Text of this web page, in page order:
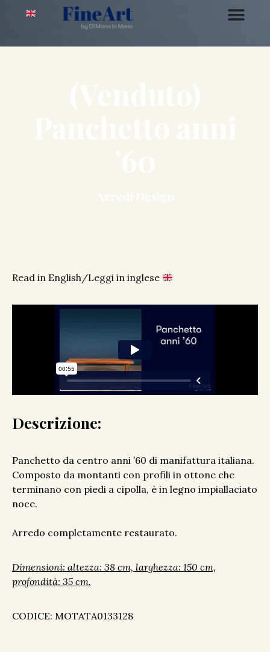
Read in English/Leggi in inglese
Descrizione:
Panchetto da centro anni ’60 di manifattura italiana.
Composto da montanti con profili in ottone che
terminano con piedi a cipolla, è in legno impiallaciato
noce.
Arredo completamente restaurato.
Dimensioni: altezza: 38 cm, larghezza: 150 cm,
profondità: 35 cm.
CODICE: MOTATA0133128